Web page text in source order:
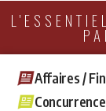
Affaires /